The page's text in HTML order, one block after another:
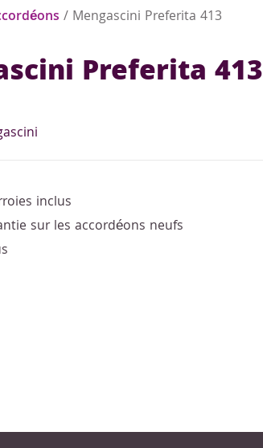
/ Mengascini Preferita 413
Preferita 413
inclus
sur les accordéons neufs